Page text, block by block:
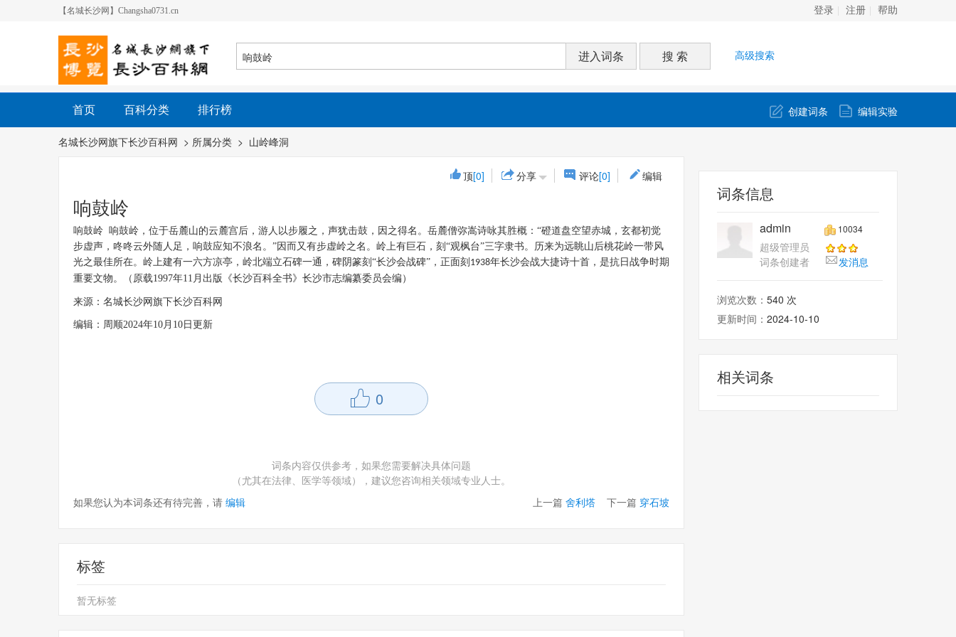
【名城长沙网】Changsha0731.cn 登录 注册 帮助
高级搜索
首页 百科分类 排行榜 创建词条 编辑实验
名城长沙网旗下长沙百科网 > 所属分类 > 山岭峰洞
顶[0] 分享 评论[0] 编辑
响鼓岭
响鼓岭 响鼓岭，位于岳麓山的云麓宫后，游人以步履之，声犹击鼓，因之得名。岳麓僧弥嵩诗咏其胜概： “磴道盘空望赤城，玄都初觉
步虚声，咚咚云外随人足，响鼓应知不浪名。”因而又有步虚岭之名。岭上有巨石，刻“观枫台”三字隶书。历来为远眺山后桃花岭一带风
光之最佳所在。岭上建有一六方凉亭，岭北端立石碑一通，碑阴篆刻“长沙会战碑”，正面刻 1938年长沙会战大捷诗十首，是抗日战争时期
重要文物。
（原载1997年11月出版《长沙百科全书》长沙市志编纂委员会编）
来源：名城长沙网旗下长沙百科网
编辑：周顺2024年10月10日更新
0
词条内容仅供参考，如果您需要解决具体问题
（尤其在法律、医学等领域），建议您咨询相关领域专业人士。
如果您认为本词条还有待完善，请 编辑 上一篇 舍利塔 下一篇 穿石坡
标签
暂无标签
词条信息
admin 10034
超级管理员
词条创建者
发消息
浏览次数： 540 次
更新时间： 2024-10-10
相关词条